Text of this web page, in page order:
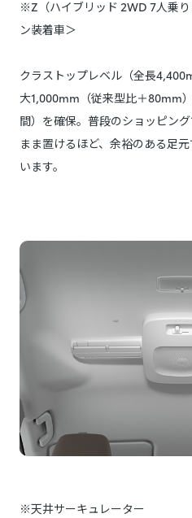
※Z（ハイブリッド 2WD 7人乗
ン装着車＞
クラストップレベル（全長
大1,000mm（従来型比＋80mm
間）を確保。普段のショッピン
まま置けるほど、余裕のある足
います。
※天井サーキュレーター